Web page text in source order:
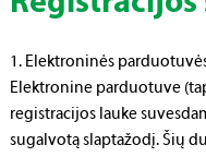
1. Elektroninės
Elektronine parduotuve
registracijos lauke
sugalvotą slaptažodį. Šių